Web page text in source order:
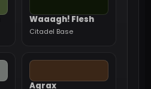
Waaagh! Flesh
Citadel Base
Agrax